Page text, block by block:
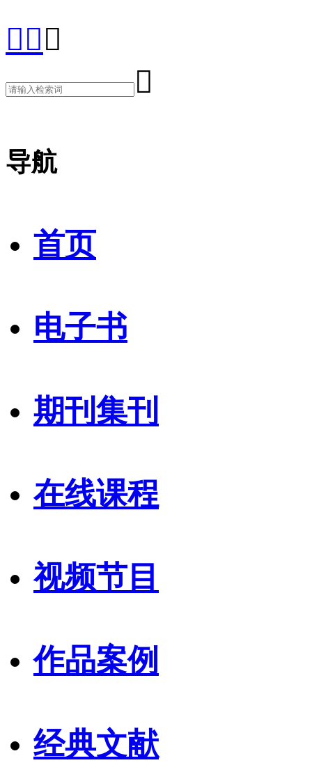


导航
首页
电子书
期刊集刊
在线课程
视频节目
作品案例
经典文献